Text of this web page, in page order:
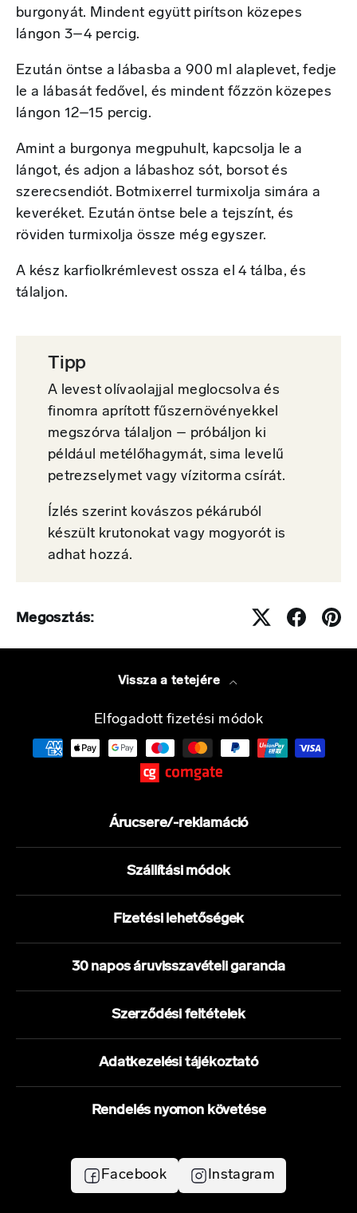
burgonyát. Mindent együtt pirítson közepes
lángon 3–4 percig.
Ezután öntse a lábasba a 900 ml alaplevet, fedje
le a lábasát fedővel, és mindent főzzön közepes
lángon 12–15 percig.
Amint a burgonya megpuhult, kapcsolja le a
lángot, és adjon a lábashoz sót, borsot és
szerecsendiót. Botmixerrel turmixolja simára a
keveréket. Ezután öntse bele a tejszínt, és
röviden turmixolja össze még egyszer.
A kész karfiolkrémlevest ossza el 4 tálba, és
tálaljon.
Tipp
A levest olívaolajjal meglocsolva és
finomra aprított fűszernövényekkel
megszórva tálaljon – próbáljon ki
például metélőhagymát, sima levelű
petrezselymet vagy vízitorma csírát.
Ízlés szerint kovászos pékáruból
készült krutonokat vagy mogyorót is
adhat hozzá.
Megosztás:
Vissza a tetejére
Elfogadott fizetési módok
Árucsere/-reklamáció
Szállítási módok
Fizetési lehetőségek
30 napos áruvisszavételi garancia
Szerződési feltételek
Adatkezelési tájékoztató
Rendelés nyomon követése
Facebook Instagram